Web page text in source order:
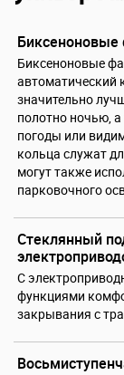
Биксеноновые
автоматический
значительно
полотно ночью,
погоды или
кольца служат
могут также
парковочного
Стеклянный
С
функциями
закрывания с